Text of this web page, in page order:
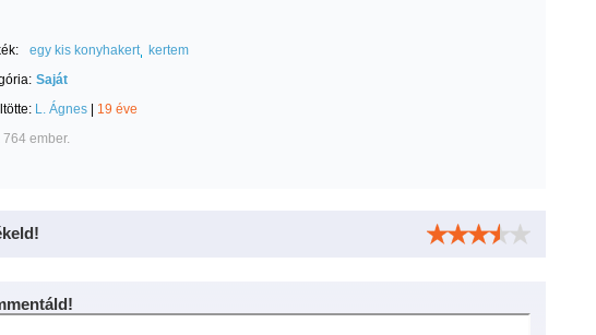
egy kis konyhakert
kertem
Saját
L. Ágnes
19 éve
764 ember.